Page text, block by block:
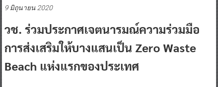
9 มิถุนายน 2020
วช. ร่วมประกาศเจตนารมณ์ความร่วมมือ
การส่งเสริมให้บางแสนเป็น Zero Waste
Beach แห่งแรกของประเทศ